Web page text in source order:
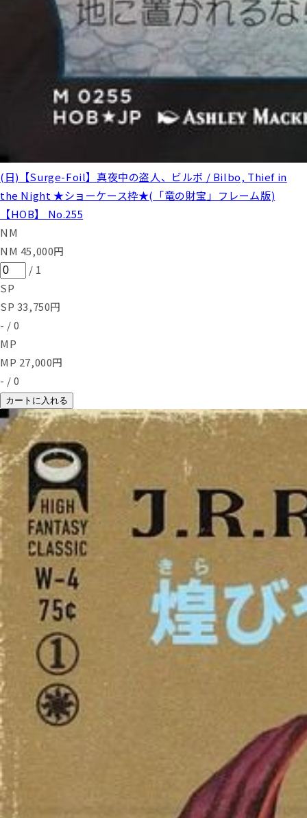
(日)【Surge-Foil】真夜中の盗人、ビルボ / Bilbo, Thief in
the Night ★ショーケース枠★(「竜の財宝」フレーム版)
【HOB】 No.255
NM
NM 45,000円
/ 1
SP
SP 33,750円
- / 0
MP
MP 27,000円
- / 0
カートに入れる